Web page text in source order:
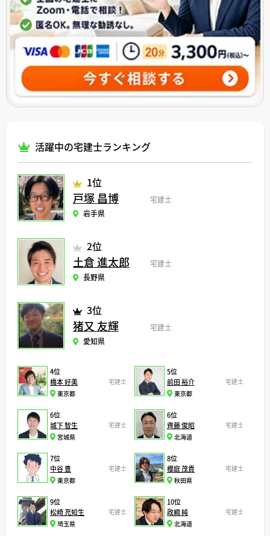
活躍中の宅建士ランキング
1位
戸塚 昌博
宅建士
岩手県
2位
土倉 進太郎
宅建士
長野県
3位
猪又 友輝
宅建士
愛知県
4位
橋本 好美
宅建士
東京都
5位
前田 裕介
宅建士
東京都
6位
城下 智生
宅建士
宮城県
6位
齊藤 俊昭
宅建士
北海道
7位
中谷 豊
宅建士
東京都
8位
櫻庭 茂貴
宅建士
秋田県
9位
松崎 充知生
宅建士
埼玉県
10位
政綱 純
宅建士
北海道